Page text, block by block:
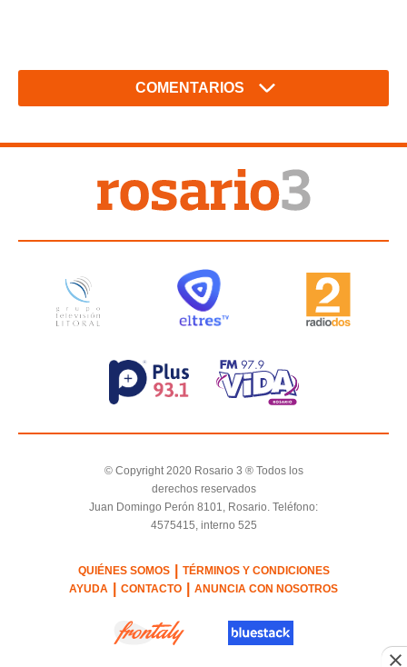
COMENTARIOS
© Copyright 2020 Rosario 3 ® Todos los
derechos reservados
Juan Domingo Perón 8101, Rosario. Teléfono:
4575415, interno 525
QUIÉNES SOMOS
TÉRMINOS Y CONDICIONES
AYUDA
CONTACTO ANUNCIA CON NOSOTROS